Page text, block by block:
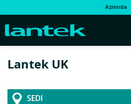
Azienda
Lantek UK
SEDI